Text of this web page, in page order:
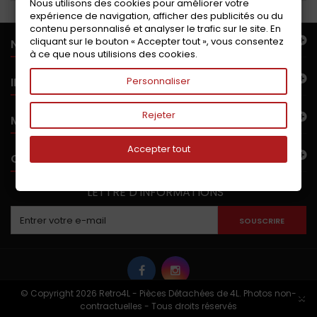
NOTRE OFFRE
INFORMATIONS
© Copyright 2026 Retro4L - Pièces Détachées de 4L. Photos non-
contractuelles - Tous droits réservés
MON COMPTE
CONTACTEZ-NOUS
LETTRE D'INFORMATIONS
SOUSCRIRE
×
Nous utilisons des cookies pour améliorer votre
expérience de navigation, afficher des publicités ou du
contenu personnalisé et analyser le trafic sur le site. En
cliquant sur le bouton « Accepter tout », vous consentez
à ce que nous utilisions des cookies.
Personnaliser
Rejeter
Accepter tout